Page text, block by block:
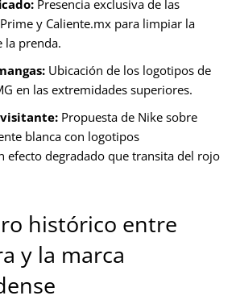
Presencia exclusiva de las
y Caliente.mx para limpiar la
la prenda.
Ubicación de los logotipos de
en las extremidades superiores.
Propuesta de Nike sobre
blanca con logotipos
efecto degradado que transita del rojo
histórico entre
y la marca